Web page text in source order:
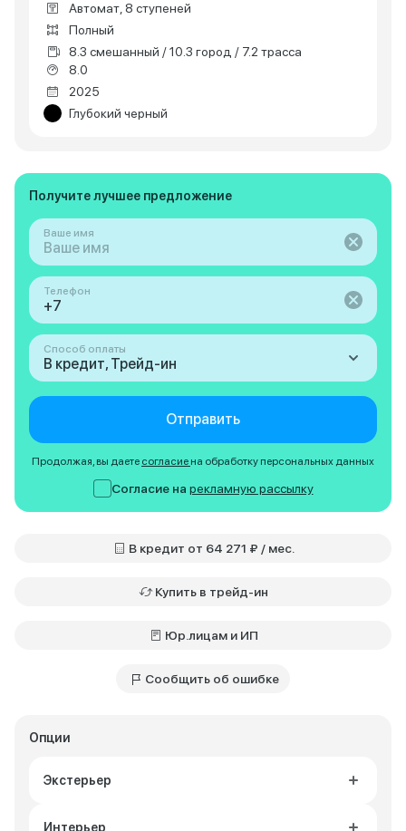
Автомат, 8 ступеней
Полный
8.3 смешанный / 10.3 город / 7.2 трасса
8.0
2025
Глубокий черный
Опции
Экстерьер
Интерьер
Получите лучшее предложение
Ваше имя
Телефон
Способ оплаты
В кредит, Трейд-ин
Отправить
Продолжая, вы даете согласие на обработку персональных данных
Согласие на рекламную рассылку
В кредит от 64 271 ₽ / мес.
Купить в трейд-ин
Юр.лицам и ИП
Сообщить об ошибке